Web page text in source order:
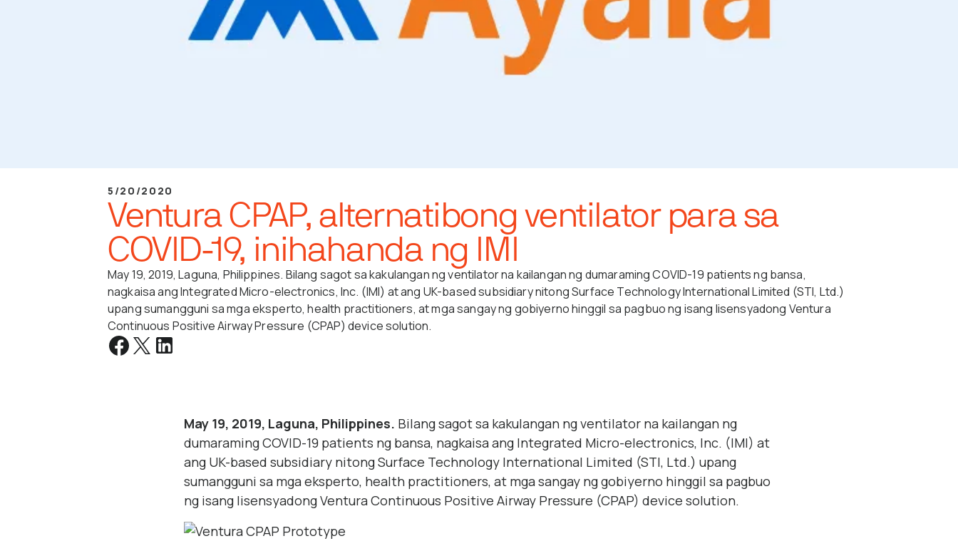
5/20/2020
Ventura CPAP, alternatibong ventilator para sa
COVID-19, inihahanda ng IMI
May 19, 2019, Laguna, Philippines. Bilang sagot sa kakulangan ng ventilator na kailangan ng dumaraming COVID-19 patients ng bansa,
nagkaisa ang Integrated Micro-electronics, Inc. (IMI) at ang UK-based subsidiary nitong Surface Technology International Limited (STI, Ltd.)
upang sumangguni sa mga eksperto, health practitioners, at mga sangay ng gobiyerno hinggil sa pagbuo ng isang lisensyadong Ventura
Continuous Positive Airway Pressure (CPAP) device solution.
May 19, 2019, Laguna, Philippines. Bilang sagot sa kakulangan ng ventilator na kailangan ng
dumaraming COVID-19 patients ng bansa, nagkaisa ang Integrated Micro-electronics, Inc. (IMI) at
ang UK-based subsidiary nitong Surface Technology International Limited (STI, Ltd.) upang
sumangguni sa mga eksperto, health practitioners, at mga sangay ng gobiyerno hinggil sa pagbuo
ng isang lisensyadong Ventura Continuous Positive Airway Pressure (CPAP) device solution.